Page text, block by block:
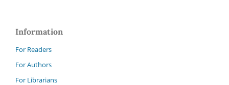
Information
For Readers
For Authors
For Librarians